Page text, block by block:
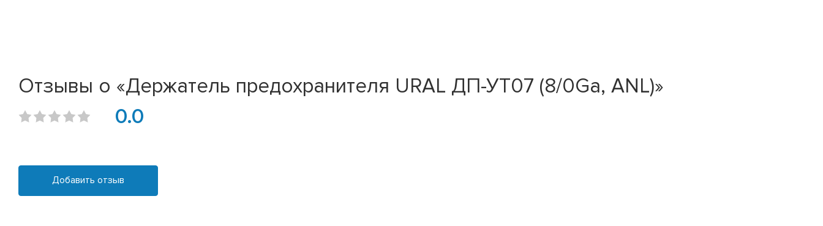
Отзывы о «Держатель предохранителя URAL ДП-УТ07 (8/0Ga, ANL)»
0.0
Добавить отзыв